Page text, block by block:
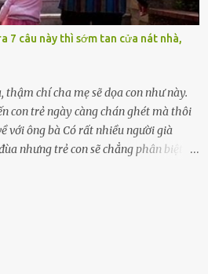
lòng cho tôi tá túc. Bạn bè? Ai cũng
họ. Tôi đã từng đặt cược cả thanh
giờ, tôi chỉ còn lại chính mình. Tôi lên
khỏi thành phố và nỗi đau. Tôi v...
7 câu này thì sớm tan cửa nát nhà,
thậm chí cha mẹ sẽ dọa con như này.
con trẻ ngày càng chán ghét mà thôi
với ông bà Có rất nhiều người già
nhưng trẻ con sẽ chẳng phân biệt
Nếu cháu không nghe lời, cảnh sát